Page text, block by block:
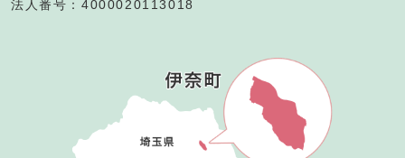
法人番号：4000020113018